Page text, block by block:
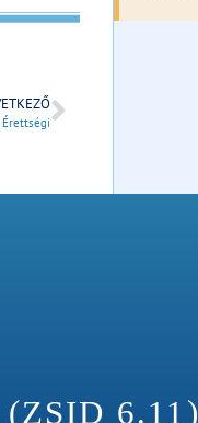
Érettségi
6.11)